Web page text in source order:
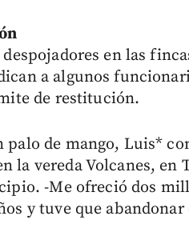
en las
a algunos
de restitución.
palo de mango, Luis*
la vereda Volcanes,
-Me ofreció dos
y tuve que abandonar